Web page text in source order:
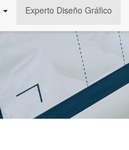
Experto Diseño Gráfico